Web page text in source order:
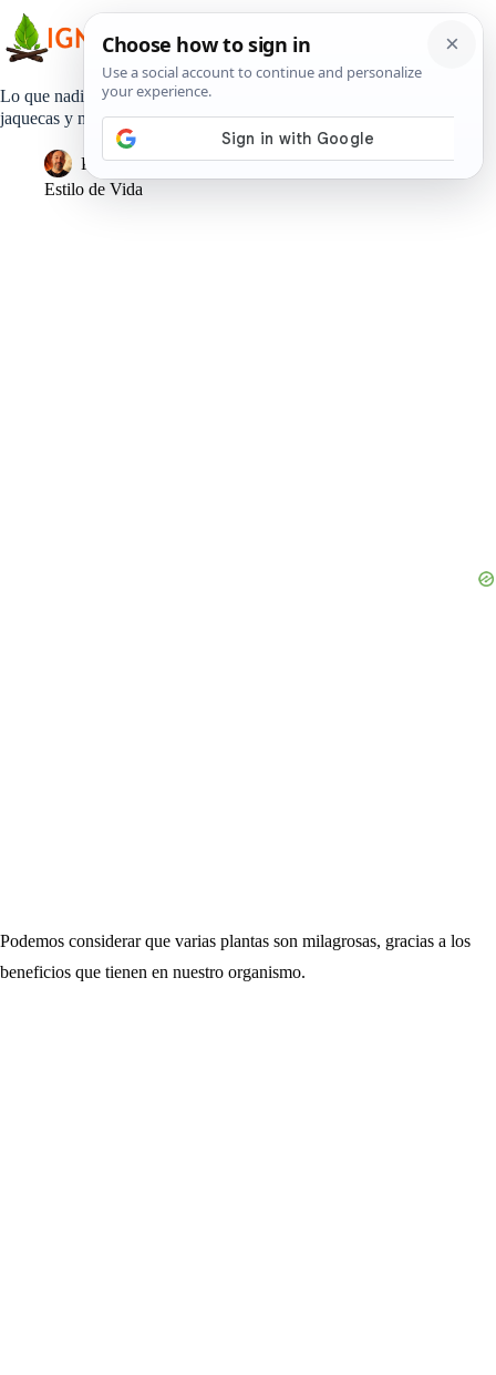
contenido
Lo que nadie te a contado del Laurel..elimina ronquidos,
jaquecas y más
Pedro Lisperguer
17 marzo, 2018
Estilo de Vida
Podemos considerar que varias plantas son milagrosas, gracias a los
beneficios que tienen en nuestro organismo.